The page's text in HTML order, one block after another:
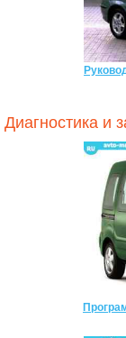
Диагностика и